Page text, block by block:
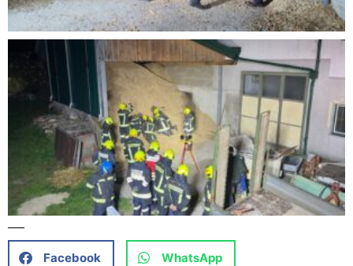
Facebook WhatsApp